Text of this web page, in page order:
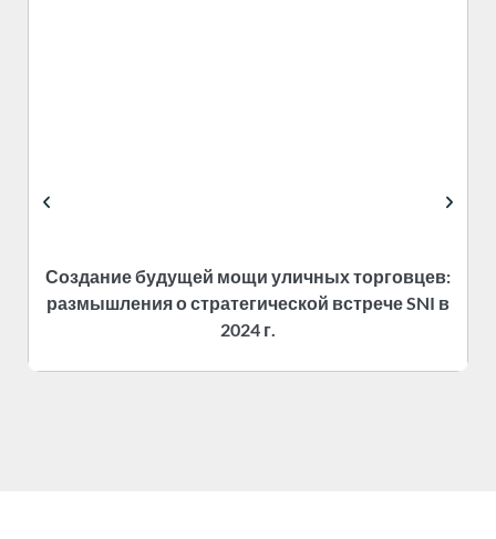
Создание будущей мощи уличных торговцев:
размышления о стратегической встрече SNI в
2024 г.